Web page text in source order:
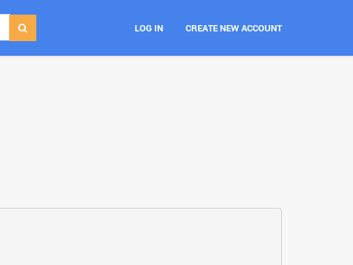
LOG IN CREATE NEW ACCOUNT